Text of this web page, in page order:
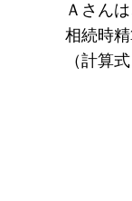
Ａさん
相続時
（計算